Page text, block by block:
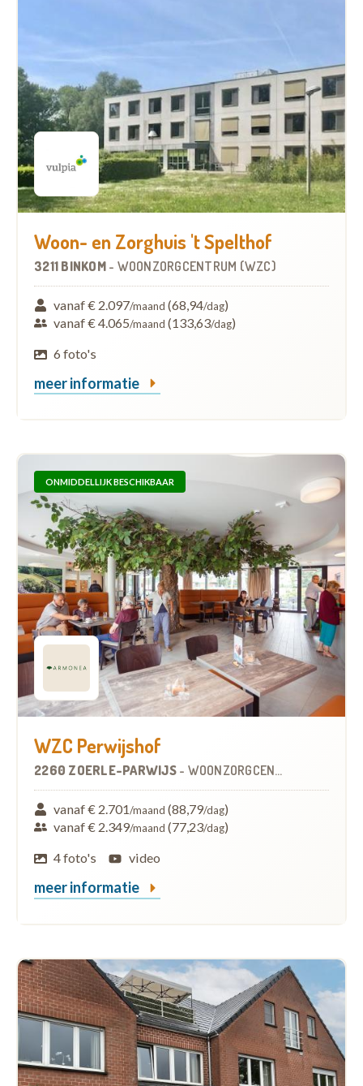
Woon- en Zorghuis 't Spelthof
3211 BINKOM - WOONZORGCENTRUM (WZC)
vanaf € 2.097/maand (68,94/dag)
vanaf € 4.065/maand (133,63/dag)
6 foto's
meer informatie
ONMIDDELLIJK BESCHIKBAAR
WZC Perwijshof
2260 ZOERLE-PARWIJS - WOONZORGCENTRUM (WZC)
vanaf € 2.701/maand (88,79/dag)
vanaf € 2.349/maand (77,23/dag)
4 foto's
video
meer informatie